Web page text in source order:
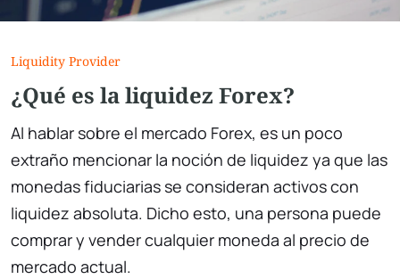
Liquidity Provider
¿Qué es la liquidez Forex?
Al hablar sobre el mercado Forex, es un poco
extraño mencionar la noción de liquidez ya que las
monedas fiduciarias se consideran activos con
liquidez absoluta. Dicho esto, una persona puede
comprar y vender cualquier moneda al precio de
mercado actual.